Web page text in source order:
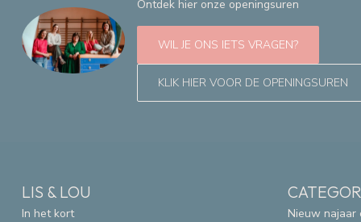
Ontdek hier onze openingsuren
WIL JE ONS IETS VRAGEN?
KLIK HIER VOOR DE OPENINGSUREN
LIS & LOU
In het kort
Nieuw najaar